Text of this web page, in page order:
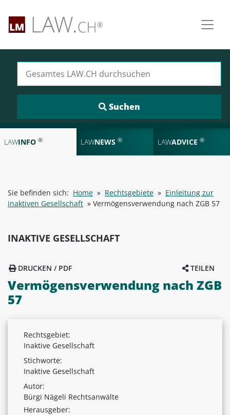
LAWINFO ® LAWNEWS ® LAWADVICE ®
Sie befinden sich: Home » Rechtsgebiete » Einleitung zur
inaktiven Gesellschaft » Vermögensverwendung nach ZGB 57
INAKTIVE GESELLSCHAFT
TEILEN
DRUCKEN / PDF
Vermögensverwendung nach ZGB
57
Rechtsgebiet:
Inaktive Gesellschaft
Stichworte:
Inaktive Gesellschaft
Autor:
Bürgi Nägeli Rechtsanwälte
Herausgeber: